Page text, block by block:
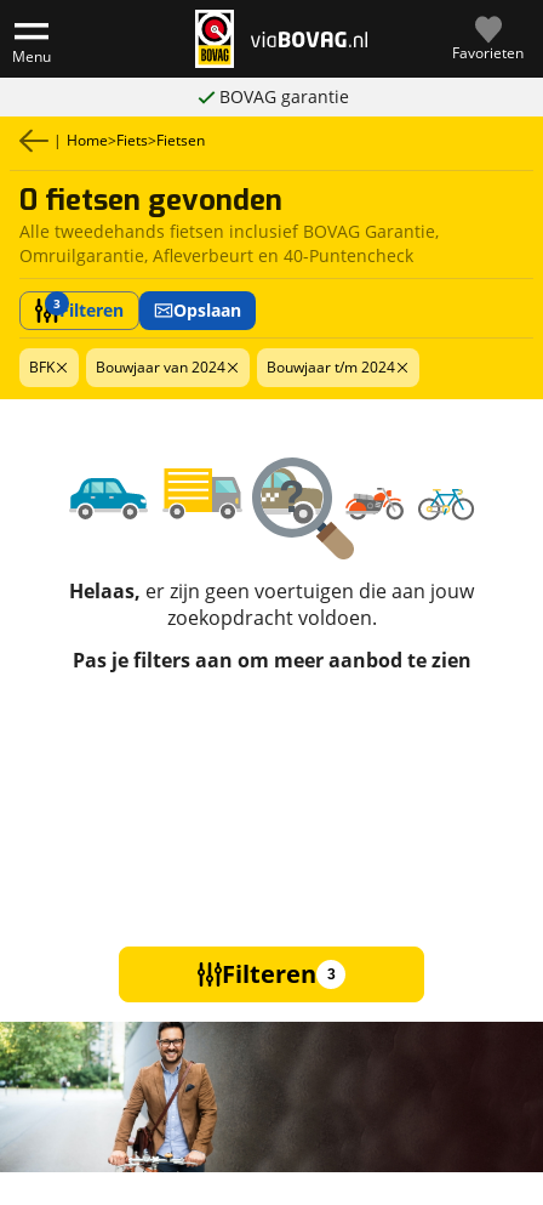
Menu Favorieten
BOVAG garantie
| Home>Fiets>Fietsen
0 fietsen gevonden
Alle tweedehands fietsen inclusief BOVAG Garantie,
Omruilgarantie, Afleverbeurt en 40-Puntencheck
3Filteren Opslaan
BFK Bouwjaar van 2024 Bouwjaar t/m 2024
Helaas, er zijn geen voertuigen die aan jouw
zoekopdracht voldoen.
Pas je filters aan om meer aanbod te zien
Filteren 3